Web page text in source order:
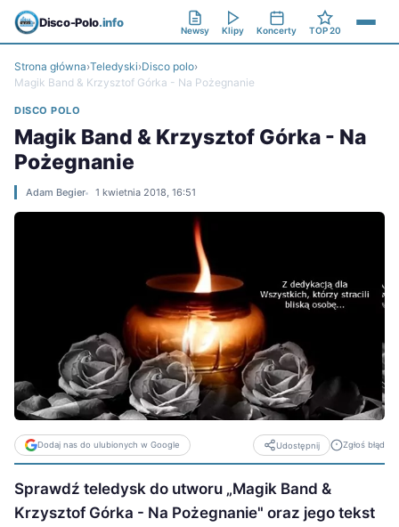
Disco-Polo.info
Newsy Klipy Koncerty TOP 20
Strona główna›Teledyski›Disco polo›
Magik Band & Krzysztof Górka - Na Pożegnanie
DISCO POLO
Magik Band & Krzysztof Górka - Na
Pożegnanie
Adam Begier 1 kwietnia 2018, 16:51
Dodaj nas do ulubionych w Google Udostępnij Zgłoś błąd
Sprawdź teledysk do utworu „Magik Band &
Krzysztof Górka - Na Pożegnanie" oraz jego tekst